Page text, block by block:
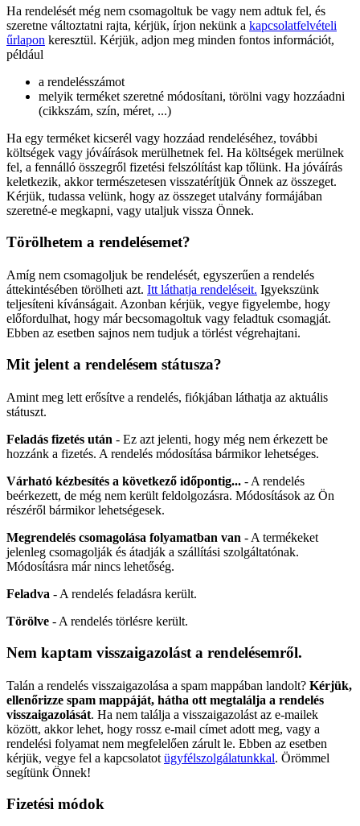
Ha rendelését még nem csomagoltuk be vagy nem adtuk fel, és
szeretne változtatni rajta, kérjük, írjon nekünk a kapcsolatfelvételi
űrlapon keresztül. Kérjük, adjon meg minden fontos információt,
például
a rendelésszámot
melyik terméket szeretné módosítani, törölni vagy hozzáadni
(cikkszám, szín, méret, ...)
Ha egy terméket kicserél vagy hozzáad rendeléséhez, további
költségek vagy jóváírások merülhetnek fel. Ha költségek merülnek
fel, a fennálló összegről fizetési felszólítást kap tőlünk. Ha jóváírás
keletkezik, akkor természetesen visszatérítjük Önnek az összeget.
Kérjük, tudassa velünk, hogy az összeget utalvány formájában
szeretné-e megkapni, vagy utaljuk vissza Önnek.
Törölhetem a rendelésemet?
Amíg nem csomagoljuk be rendelését, egyszerűen a rendelés
áttekintésében törölheti azt. Itt láthatja rendeléseit. Igyekszünk
teljesíteni kívánságait. Azonban kérjük, vegye figyelembe, hogy
előfordulhat, hogy már becsomagoltuk vagy feladtuk csomagját.
Ebben az esetben sajnos nem tudjuk a törlést végrehajtani.
Mit jelent a rendelésem státusza?
Amint meg lett erősítve a rendelés, fiókjában láthatja az aktuális
státuszt.
Feladás fizetés után - Ez azt jelenti, hogy még nem érkezett be
hozzánk a fizetés. A rendelés módosítása bármikor lehetséges.
Várható kézbesítés a következő időpontig... - A rendelés
beérkezett, de még nem került feldolgozásra. Módosítások az Ön
részéről bármikor lehetségesek.
Megrendelés csomagolása folyamatban van - A termékeket
jelenleg csomagolják és átadják a szállítási szolgáltatónak.
Módosításra már nincs lehetőség.
Feladva - A rendelés feladásra került.
Törölve - A rendelés törlésre került.
Nem kaptam visszaigazolást a rendelésemről.
Talán a rendelés visszaigazolása a spam mappában landolt? Kérjük,
ellenőrizze spam mappáját, hátha ott megtalálja a rendelés
visszaigazolását. Ha nem találja a visszaigazolást az e-mailek
között, akkor lehet, hogy rossz e-mail címet adott meg, vagy a
rendelési folyamat nem megfelelően zárult le. Ebben az esetben
kérjük, vegye fel a kapcsolatot ügyfélszolgálatunkkal. Örömmel
segítünk Önnek!
Fizetési módok